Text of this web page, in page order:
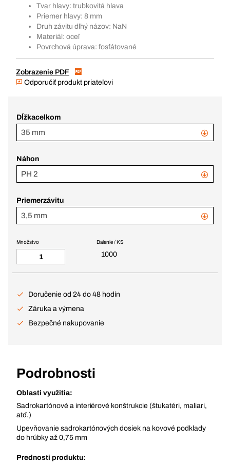
Tvar hlavy: trubkovitá hlava
Priemer hlavy: 8 mm
Druh závitu dlhý názov: NaN
Materiál: oceľ
Povrchová úprava: fosfátované
Zobrazenie PDF
Odporučiť produkt priateľovi
Dĺžkacelkom
35 mm
Náhon
PH 2
Priemerzávitu
3,5 mm
Balenie / KS
1000
Množstvo
Doručenie od 24 do 48 hodín
Záruka a výmena
Bezpečné nakupovanie
Podrobnosti
Oblasti využitia:
Sadrokartónové a interiérové konštrukcie (štukatéri, maliari,
atď.)
Upevňovanie sadrokartónových dosiek na kovové podklady
do hrúbky až 0,75 mm
Prednosti produktu: